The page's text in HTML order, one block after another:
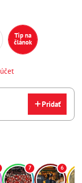
Tip na
článok
účet
Pridať
7 6